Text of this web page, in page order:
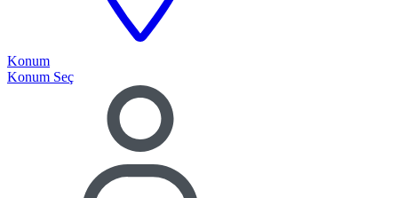
Konum
Konum Seç